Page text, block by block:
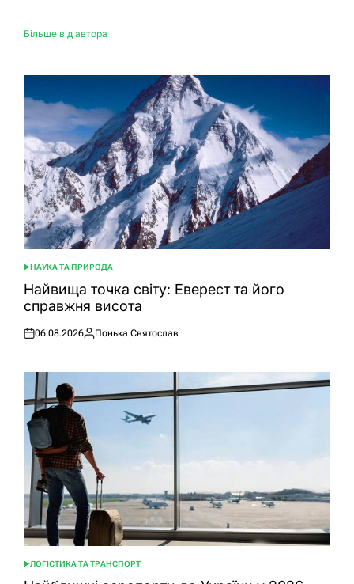
Більше від автора
ОПУБЛІКУВАТИ
У
НАУКА ТА ПРИРОДА
Найвища точка світу: Еверест та його
справжня висота
Оприлюднено
06.08.2026
Опубліковано
Понька Святослав
ОПУБЛІКУВАТИ
У
ЛОГІСТИКА ТА ТРАНСПОРТ